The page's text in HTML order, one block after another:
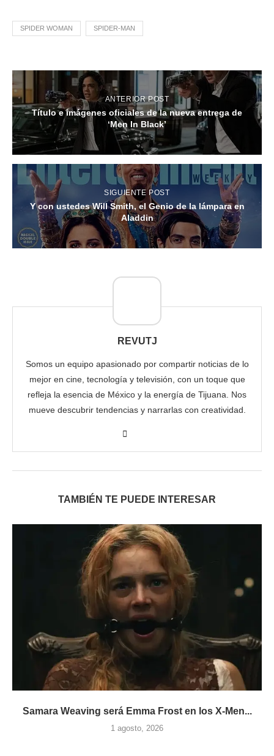
SPIDER WOMAN SPIDER-MAN
ANTERIOR POST
Título e imágenes oficiales de la nueva entrega de
‘Men In Black’
SIGUIENTE POST
Y con ustedes Will Smith, el Genio de la lámpara en
Aladdin
REVUTJ
Somos un equipo apasionado por compartir noticias de lo
mejor en cine, tecnología y televisión, con un toque que
refleja la esencia de México y la energía de Tijuana. Nos
mueve descubrir tendencias y narrarlas con creatividad.
TAMBIÉN TE PUEDE INTERESAR
Samara Weaving será Emma Frost en los X-Men...
1 agosto, 2026